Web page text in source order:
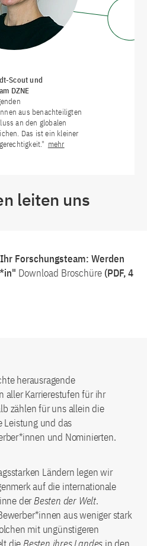
Scout und
DZNE
aus benachteiligten
an den globalen
Das ist ein kleiner
mehr
leiten uns
Forschungsteam: Werden
Download Broschüre (PDF, 4
herausragende
aller Karrierestufen für ihr
zählen für uns allein die
Leistung und das
und Nominierten.
Ländern legen wir
auf die internationale
derBesten der Welt.
aus weniger stark
mit ungünstigeren